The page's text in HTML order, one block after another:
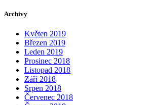
Archivy
Květen 2019
Březen 2019
Leden 2019
Prosinec 2018
Listopad 2018
Září 2018
Srpen 2018
Červenec 2018